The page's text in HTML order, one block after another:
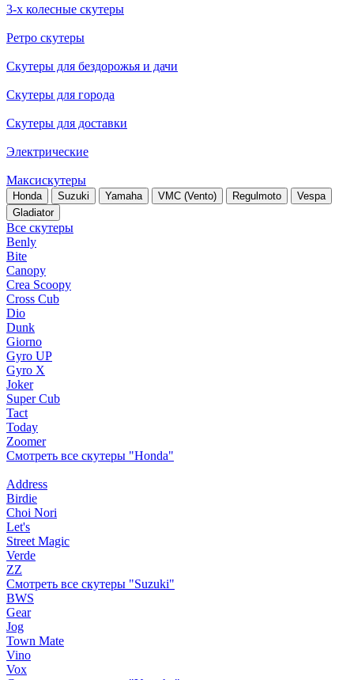
3-х колесные скутеры
Ретро скутеры
Скутеры для бездорожья и дачи
Скутеры для города
Скутеры для доставки
Электрические
Максискутеры
Honda Suzuki Yamaha VMC (Vento) Regulmoto
Vespa
Gladiator
Все скутеры
Benly
Bite
Canopy
Crea Scoopy
Cross Cub
Dio
Dunk
Giorno
Gyro UP
Gyro X
Joker
Super Cub
Tact
Today
Zoomer
Смотреть все скутеры "Honda"
Address
Birdie
Choi Nori
Let's
Street Magic
Verde
ZZ
Смотреть все скутеры "Suzuki"
BWS
Gear
Jog
Town Mate
Vino
Vox